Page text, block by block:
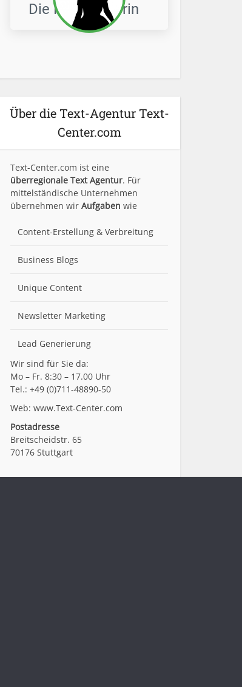
Die Freiberuflerin
Über die Text-Agentur Text-
Center.com
Text-Center.com ist eine
überregionale Text Agentur. Für
mittelständische Unternehmen
übernehmen wir Aufgaben wie
Content-Erstellung & Verbreitung
Business Blogs
Unique Content
Newsletter Marketing
Lead Generierung
Wir sind für Sie da:
Mo – Fr. 8:30 – 17.00 Uhr
Tel.: +49 (0)711-48890-50
Web: www.Text-Center.com
Postadresse
Breitscheidstr. 65
70176 Stuttgart